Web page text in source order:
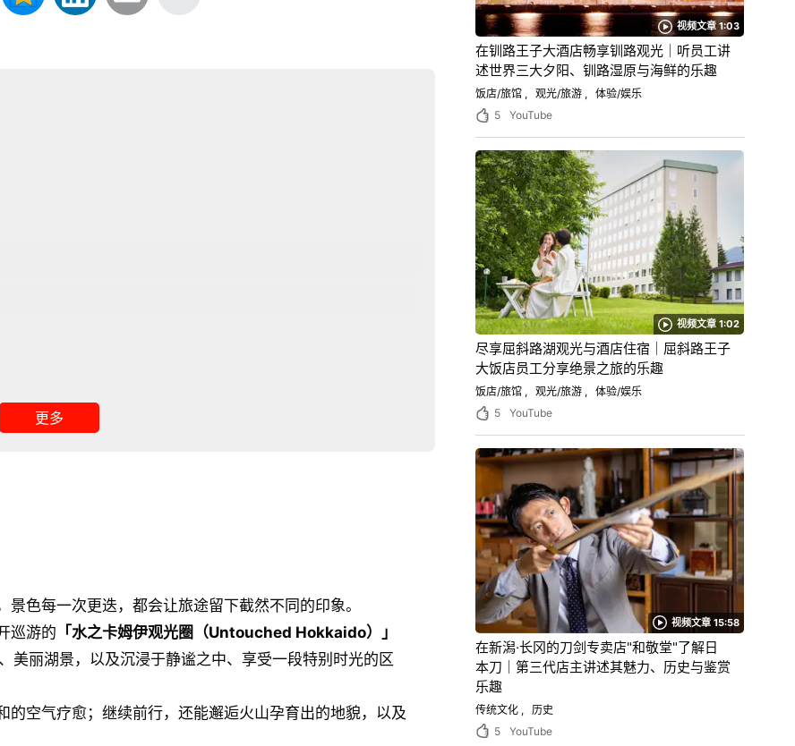
美食
合初访者游览
照片的季节
・巴士完整指南
更多
色每一次更迭，都会让旅途留下截然不同的印象。
巡游的 「水之卡姆伊观光圈（Untouched Hokkaido）」
美丽湖景，以及沉浸于静谧之中、享受一段特别时光的区
空气疗愈；继续前行，还能邂逅火山孕育出的地貌，以及
视频文章 1:03
在钏路王子大酒店畅享钏路观光｜听员工讲
述世界三大夕阳、钏路湿原与海鲜的乐趣
饭店/旅馆 观光/旅游
体验/娱乐
5
YouTube
视频文章 1:02
尽享屈斜路湖观光与酒店住宿｜屈斜路王子
大饭店员工分享绝景之旅的乐趣
饭店/旅馆 观光/旅游
体验/娱乐
5
YouTube
视频文章 15:58
在新潟·长冈的刀剑专卖店"和敬堂"了解日
本刀｜第三代店主讲述其魅力、历史与鉴赏
乐趣
传统文化
历史
5
YouTube